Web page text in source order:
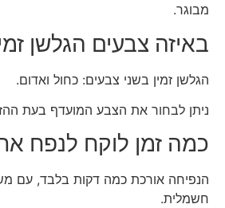
מבוגר.
באיזה צבעים הגלשן
הגלשן זמין בשני צבעים: כחול ואדום.
ניתן לבחור את הצבע המועדף בעת
כמה זמן לוקח לנפח
הנפיחה אורכת כמה דקות בלבד, עם
חשמלית.